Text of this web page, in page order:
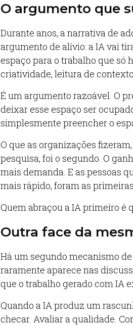
O argumento que
Durante anos, a narrativa de
argumento de alívio: a IA vai
espaço para o trabalho que só
criatividade, leitura de
É um argumento razoável. O
deixar esse espaço ser
simplesmente preencher o
O que as organizações
pesquisa, foi o segundo. O
mais demanda. E as pessoas
mais rápido, foram as
Quem abraçou a IA primeiro é
Outra face da
Há um segundo mecanismo
raramente aparece nas
que o trabalho gerado com IA
Quando a IA produz um
checar. Avaliar a qualidade.